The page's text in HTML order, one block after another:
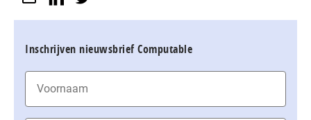
Inschrijven nieuwsbrief Computable